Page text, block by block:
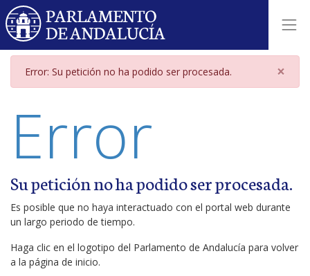
Página de error
Error: Su petición no ha podido ser procesada. ×
Error
Su petición no ha podido ser procesada.
Es posible que no haya interactuado con el portal web durante
un largo periodo de tiempo.
Haga clic en el logotipo del Parlamento de Andalucía para volver
a la página de inicio.